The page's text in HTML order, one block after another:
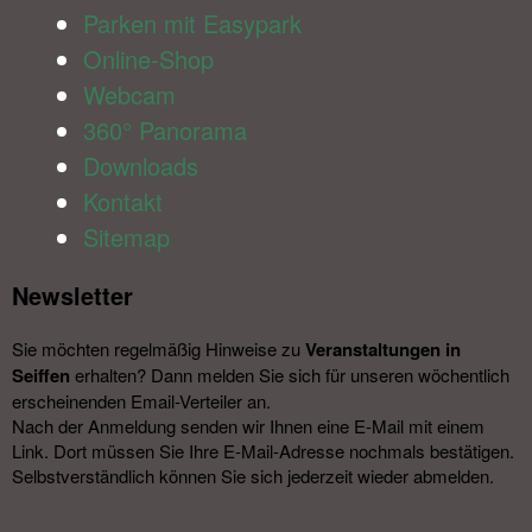
Parken mit Easypark
Online-Shop
Webcam
360° Panorama
Downloads
Kontakt
Sitemap
Newsletter​
Sie möchten regelmäßig Hinweise zu Veranstal­tungen in
Seiffen erhalten? Dann melden Sie sich für unseren wöchentlich
erscheinenden Email-Verteiler an.
Nach der Anmeldung senden wir Ihnen eine E-Mail mit einem
Link. Dort müssen Sie Ihre E-Mail-Adresse nochmals bestätigen.
Selbstverständlich können Sie sich jederzeit wieder abmelden.​